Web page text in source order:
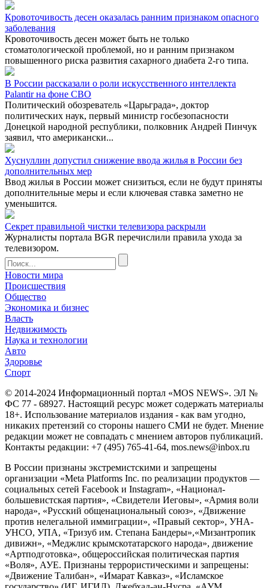
Кровоточивость десен оказалась ранним признаком опасного
заболевания
Кровоточивость десен может быть не только
стоматологической проблемой, но и ранним признаком
повышенного риска развития сахарного диабета 2-го типа.
В России рассказали о роли искусственного интеллекта
Palantir на фоне СВО
Политический обозреватель «Царьграда», доктор
политических наук, первый министр госбезопасности
Донецкой народной республики, полковник Андрей Пинчук
заявил, что американски...
Хуснуллин допустил снижение ввода жилья в России без
дополнительных мер
Ввод жилья в России может снизиться, если не будут приняты
дополнительные меры и если ключевая ставка заметно не
уменьшится.
Секрет правильной чистки телевизора раскрыли
Журналисты портала BGR перечислили правила ухода за
телевизором.
Новости мира
Происшествия
Общество
Экономика и бизнес
Власть
Недвижимость
Наука и технологии
Авто
Здоровье
Спорт
© 2014-2024 Информационный портал «MOS NEWS». ЭЛ №
ФС 77 - 68927. Настоящий ресурс может содержать материалы
18+. Использование материалов издания - как вам угодно,
никаких претензий со стороны нашего СМИ не будет. Мнение
редакции может не совпадать с мнением авторов публикаций.
Контакты редакции: +7 (495) 765-41-64, mos.news@inbox.ru
В России признаны экстремистскими и запрещены
организации «Meta Platforms Inc. по реализации продуктов —
социальных сетей Facebook и Instagram», «Национал-
большевистская партия», «Свидетели Иеговы», «Армия воли
народа», «Русский общенациональный союз», «Движение
против нелегальной иммиграции», «Правый сектор», УНА-
УНСО, УПА, «Тризуб им. Степана Бандеры»,«Мизантропик
дивижн», «Меджлис крымскотатарского народа», движение
«Артподготовка», общероссийская политическая партия
«Воля», АУЕ. Признаны террористическими и запрещены:
«Движение Талибан», «Имарат Кавказ», «Исламское